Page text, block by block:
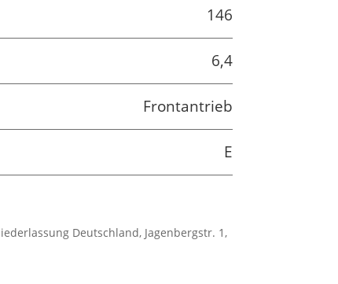
146
6,4
Frontantrieb
E
Deutschland, Jagenbergstr. 1,